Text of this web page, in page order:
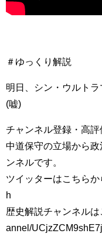
＃ゆっくり解説
明日、シン・ウルト
(嘘)
チャンネル登録・高評
中道保守の立場から
ンネルです。
ツイッターはこちら
h
歴史解説チャンネル
annel/